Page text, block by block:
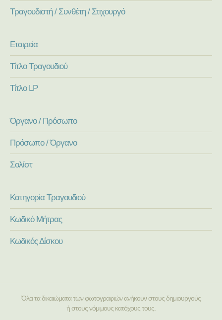
Τραγουδιστή / Συνθέτη / Στιχουργό
Εταιρεία
Τίτλο Τραγουδιού
Τίτλο LP
Όργανο / Πρόσωπο
Πρόσωπο / Όργανο
Σολίστ
Κατηγορία Τραγουδιού
Κωδικό Μήτρας
Κωδικός Δίσκου
Όλα τα δικαιώματα των φωτογραφιών ανήκουν στους δημιουργούς
ή στους νόμιμους κατόχους τους.